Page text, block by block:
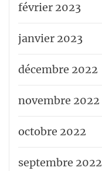
février 2023
janvier 2023
décembre 2022
novembre 2022
octobre 2022
septembre 2022